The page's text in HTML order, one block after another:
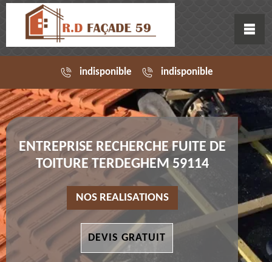
indisponible indisponible
ENTREPRISE RECHERCHE FUITE DE
TOITURE TERDEGHEM 59114
NOS REALISATIONS
DEVIS GRATUIT